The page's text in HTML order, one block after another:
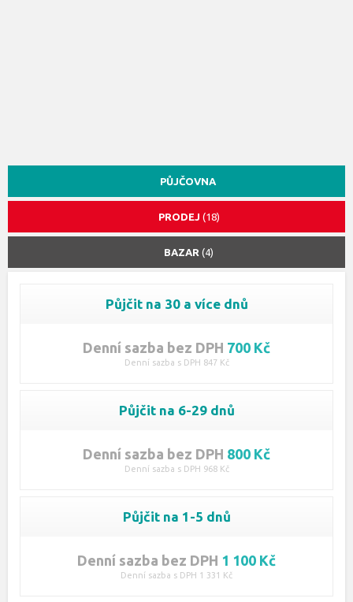
PŮJČOVNA
PRODEJ (18)
BAZAR (4)
Půjčit na 30 a více dnů
Denní sazba bez DPH 700 Kč
Denní sazba s DPH 847 Kč
Půjčit na 6-29 dnů
Denní sazba bez DPH 800 Kč
Denní sazba s DPH 968 Kč
Půjčit na 1-5 dnů
Denní sazba bez DPH 1 100 Kč
Denní sazba s DPH 1 331 Kč